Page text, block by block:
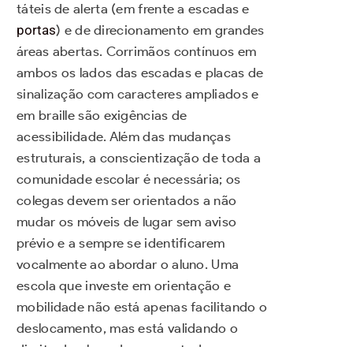
táteis de alerta (em frente a escadas e
portas) e de direcionamento em grandes
áreas abertas. Corrimãos contínuos em
ambos os lados das escadas e placas de
sinalização com caracteres ampliados e
em braille são exigências de
acessibilidade. Além das mudanças
estruturais, a conscientização de toda a
comunidade escolar é necessária; os
colegas devem ser orientados a não
mudar os móveis de lugar sem aviso
prévio e a sempre se identificarem
vocalmente ao abordar o aluno. Uma
escola que investe em orientação e
mobilidade não está apenas facilitando o
deslocamento, mas está validando o